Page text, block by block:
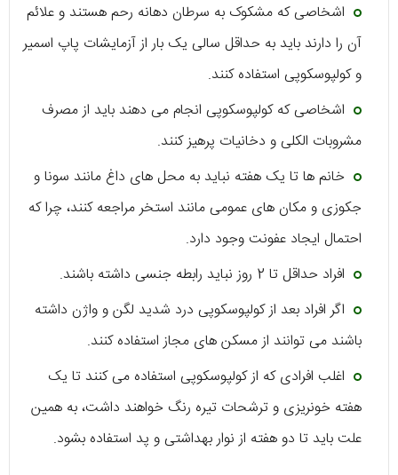
اشخاصی که مشکوک به سرطان دهانه رحم هستند و علائم
آن را دارند باید به حداقل سالی یک بار از آزمایشات پاپ اسمیر
و کولپوسکوپی استفاده کنند.
اشخاصی که کولپوسکوپی انجام می دهند باید از مصرف
مشروبات الکلی و دخانیات پرهیز کنند.
خانم ها تا یک هفته نباید به محل های داغ مانند سونا و
جکوزی و مکان های عمومی مانند استخر مراجعه کنند، چرا که
احتمال ایجاد عفونت وجود دارد.
افراد حداقل تا 2 روز نباید رابطه جنسی داشته باشند.
اگر افراد بعد از کولپوسکوپی درد شدید لگن و واژن داشته
باشند می توانند از مسکن های مجاز استفاده کنند.
اغلب افرادی که از کولپوسکوپی استفاده می کنند تا یک
هفته خونریزی و ترشحات تیره رنگ خواهند داشت، به همین
علت باید تا دو هفته از نوار بهداشتی و پد استفاده بشود.